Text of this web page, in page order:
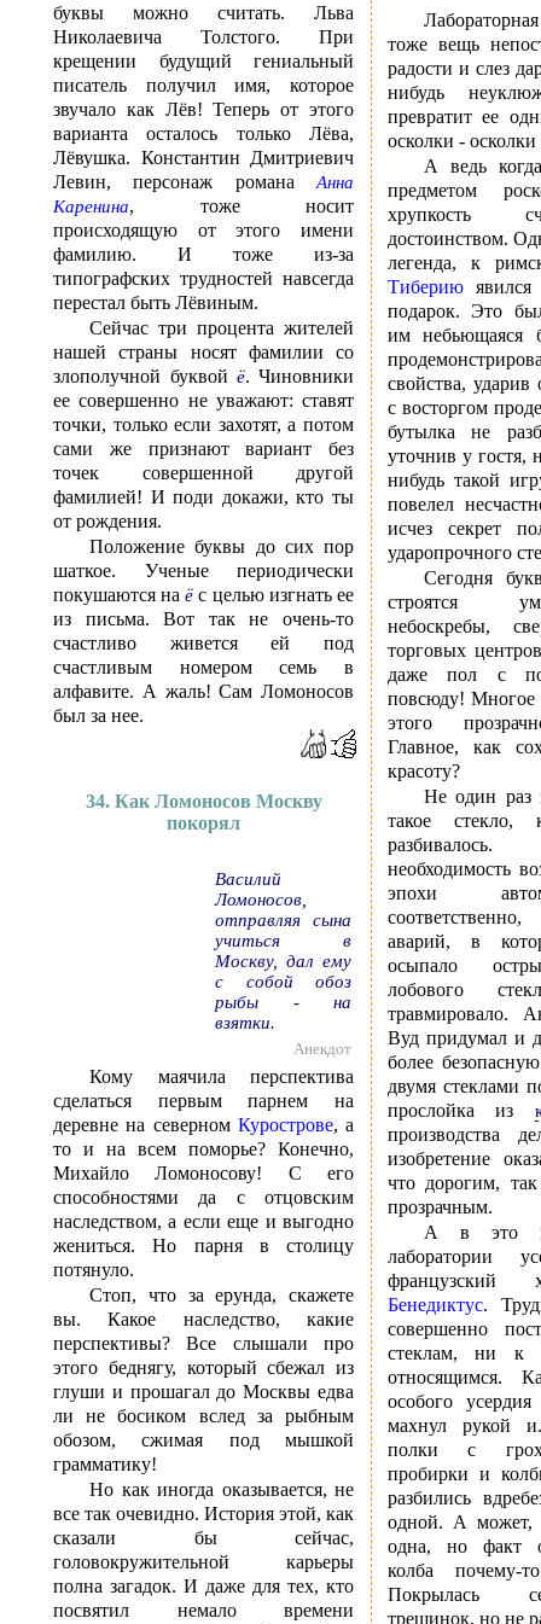
буквы можно считать. Льва
Николаевича Толстого. При
крещении будущий гениальный
писатель получил имя, которое
звучало как Лёв! Теперь от этого
варианта осталось только Лёва,
Лёвушка. Константин Дмитриевич
Левин, персонаж романа Анна
Каренина, тоже носит
происходящую от этого имени
фамилию. И тоже из-за
типографских трудностей навсегда
перестал быть Лёвиным.
Сейчас три процента жителей
нашей страны носят фамилии со
злополучной буквой ё. Чиновники
ее совершенно не уважают: ставят
точки, только если захотят, а потом
сами же признают вариант без
точек совершенной другой
фамилией! И поди докажи, кто ты
от рождения.
Положение буквы до сих пор
шаткое. Ученые периодически
покушаются на ё с целью изгнать ее
из письма. Вот так не очень-то
счастливо живется ей под
счастливым номером семь в
алфавите. А жаль! Сам Ломоносов
был за нее.
34. Как Ломоносов Москву
покорял
Василий
Ломоносов,
отправляя сына
учиться в
Москву, дал ему
с собой обоз
рыбы - на
взятки.
Анекдот
Кому маячила перспектива
сделаться первым парнем на
деревне на северном Курострове, а
то и на всем поморье? Конечно,
Михайло Ломоносову! С его
способностями да с отцовским
наследством, а если еще и выгодно
жениться. Но парня в столицу
потянуло.
Стоп, что за ерунда, скажете
вы. Какое наследство, какие
перспективы? Все слышали про
этого беднягу, который сбежал из
глуши и прошагал до Москвы едва
ли не босиком вслед за рыбным
обозом, сжимая под мышкой
грамматику!
Но как иногда оказывается, не
все так очевидно. История этой, как
сказали бы сейчас,
головокружительной карьеры
полна загадок. И даже для тех, кто
посвятил немало времени
тоже вещь
радости и слез
нибудь
превратит ее
осколки -
А ведь
предметом
хрупкость
достоинством.
легенда, к
Тибериюявился
подарок. Это
им небьющаяся
свойства,
с восторгом
бутылка не
уточнив у гостя,
нибудь такой
повелел
исчез секрет
ударопрочного
Сегодня
строятся
небоскребы,
торговых
даже пол с
повсюду! Многое
этого
Главное, как
красоту?
Не один раз
такое
необходимость
эпохи
аварий, в
осыпало
лобового
травмировало.
Вуд придумал и
более
двумя стеклами
прослойка из
производства
изобретение
что дорогим,
прозрачным.
А в это
лаборатории
Бенедиктус.
совершенно
стеклам, ни к
относящимся.
особого
махнул рукой
полки с
пробирки и
разбились
одной. А может,
одна, но факт
колба почему-
Покрылась
трещинок, но не